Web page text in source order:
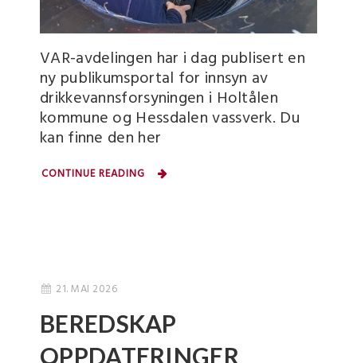
VAR-avdelingen har i dag publisert en
ny publikumsportal for innsyn av
drikkevannsforsyningen i Holtålen
kommune og Hessdalen vassverk. Du
kan finne den her
CONTINUE READING
21. MAI 2026
BEREDSKAP
OPPDATERINGER